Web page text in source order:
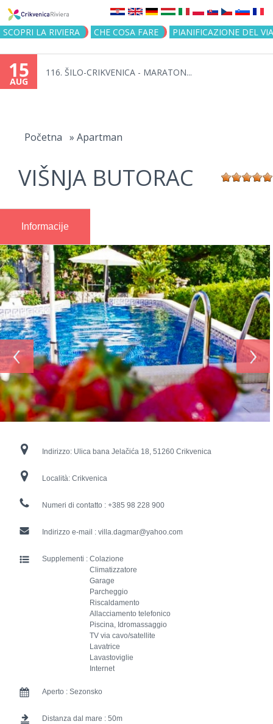
Jump to navigation
SCOPRI LA RIVIERA CHE COSA FARE PIANIFICAZIONE DEL
15
AUG
116. ŠILO-CRIKVENICA - MARATON...
Početna » Apartman
VIŠNJA BUTORAC
Informacije
‹ ›
Indirizzo: Ulica bana Jelačića 18, 51260 Crikvenica
Località: Crikvenica
Numeri di contatto : +385 98 228 900
Indirizzo e-mail : villa.dagmar@yahoo.com
Supplementi : Colazione
Climatizzatore
Garage
Parcheggio
Riscaldamento
Allacciamento telefonico
Piscina, Idromassaggio
TV via cavo/satellite
Lavatrice
Lavastoviglie
Internet
Aperto : Sezonsko
Distanza dal mare : 50